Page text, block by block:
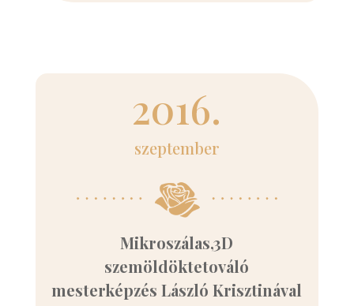
2016.
szeptember
Mikroszálas,3D
szemöldöktetováló
mesterképzés László Krisztinával